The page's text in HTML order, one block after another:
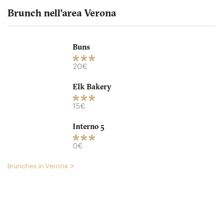
Brunch nell'area Verona
Buns
20€
Elk Bakery
15€
Interno 5
0€
Brunches in Verona